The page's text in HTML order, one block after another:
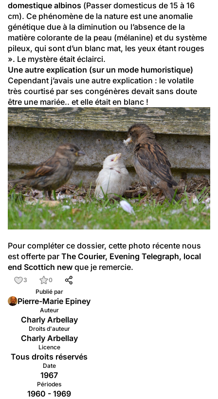
domestique albinos (Passer domesticus de 15 à 16
cm). Ce phénomène de la nature est une anomalie
génétique due à la diminution ou l’absence de la
matière colorante de la peau (mélanine) et du système
pileux, qui sont d’un blanc mat, les yeux étant rouges
». Le mystère était éclairci.
Une autre explication (sur un mode humoristique)
Cependant j’avais une autre explication : le volatile
très courtisé par ses congénères devait sans doute
être une mariée.. et elle était en blanc !
Pour compléter ce dossier, cette photo récente nous
est offerte par The Courier, Evening Telegraph, local
end Scottich new que je remercie.
3
0
Publié par
Pierre-Marie Epiney
Auteur
Charly Arbellay
Droits d'auteur
Charly Arbellay
Licence
Tous droits réservés
Date
1967
Périodes
1960 - 1969